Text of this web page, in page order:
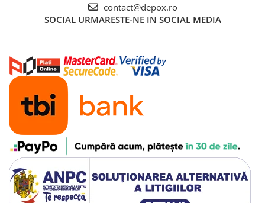
contact@depox.ro
SOCIAL URMARESTE-NE IN SOCIAL MEDIA